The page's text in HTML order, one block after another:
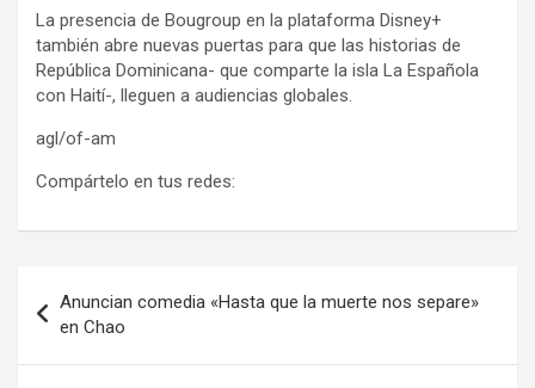
La presencia de Bougroup en la plataforma Disney+
también abre nuevas puertas para que las historias de
República Dominicana- que comparte la isla La Española
con Haití-, lleguen a audiencias globales.
agl/of-am
Compártelo en tus redes:
de
entradas
Anuncian comedia «Hasta que la muerte nos separe»
en Chao